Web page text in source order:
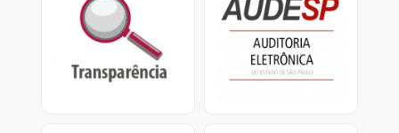
Portal da Transparência
do TCESP e Portal da
Transparência Municipal
O Sistema de Auditoria
Eletrônica visa coletar
dados das entidades
jurisdicionadas.